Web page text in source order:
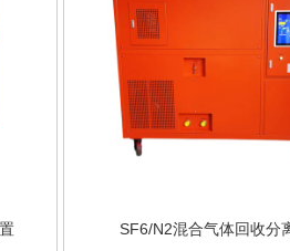
SF6/N2混合气体回收分